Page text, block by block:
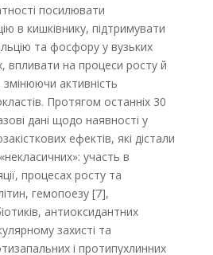
посилювати
в кишківнику, підтримувати
та фосфору у вузьких
впливати на процеси росту й
змінюючи активність
Протягом останніх 30
дані щодо наявності у
ефектів, які дістали
участь в
процесах росту та
гемопоезу [7],
антиоксидантних
захисті та
і протипухлинних